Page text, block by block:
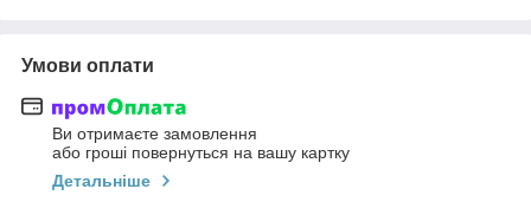
Умови оплати
Ви отримаєте замовлення
або гроші повернуться на вашу картку
Детальніше